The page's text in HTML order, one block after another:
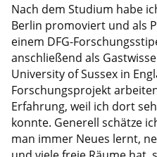
Nach dem Studium habe
Berlin promoviert und als
einem DFG-
anschließend als
University of Sussex in
Forschungsprojekt
Erfahrung, weil ich dort
konnte. Generell schätze
man immer Neues lernt,